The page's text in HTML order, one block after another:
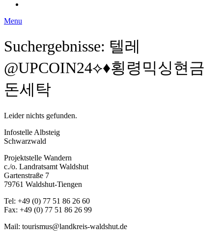
Menu
Suchergebnisse: 텔레
@UPCOIN24⟡♦횡령믹싱현금
돈세탁
Leider nichts gefunden.
Infostelle Albsteig
Schwarzwald
Projektstelle Wandern
c./o. Landratsamt Waldshut
Gartenstraße 7
79761 Waldshut-Tiengen
Tel: +49 (0) 77 51 86 26 60
Fax: +49 (0) 77 51 86 26 99
Mail: tourismus@landkreis-waldshut.de